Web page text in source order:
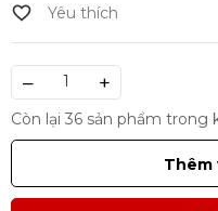
– +
Còn lại 36 sản phẩm trong
Thêm